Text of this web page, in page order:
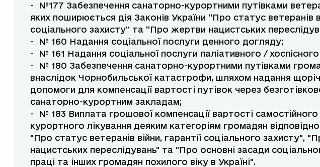
- №177 Забезпечення санаторно-курортними путівками
яких поширюється дія Законів України “Про статус ветеранів
соціального захисту” та “Про жертви нацистських
- № 160 Надання соціальної послуги денного догляду;
- № 161 Надання соціальної послуги паліативного /
- № 180 Забезпечення санаторно-курортними путівками
внаслідок Чорнобильської катастрофи, шляхом надання
допомоги для компенсації вартості путівок через
санаторно-курортним закладам;
- № 183 Виплата грошової компенсації вартості
курортного лікування деяким категоріям громадян
"Про статус ветеранів війни, гарантії соціального захисту",
нацистських переслідувань" та "Про основні засади
праці та інших громадян похилого віку в Україні".